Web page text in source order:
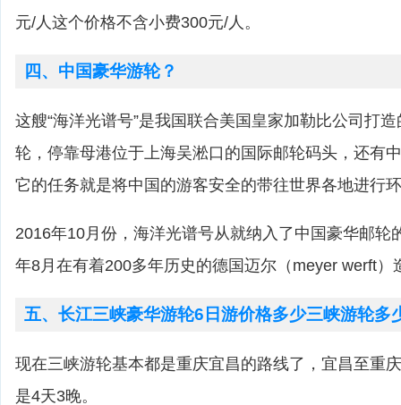
元/人这个价格不含小费300元/人。
四、中国豪华游轮？
这艘“海洋光谱号”是我国联合美国皇家加勒比公司打
轮，停靠母港位于上海吴淞口的国际邮轮码头，还有
它的任务就是将中国的游客安全的带往世界各地进行
2016年10月份，海洋光谱号从就纳入了中国豪华邮轮
年8月在有着200多年历史的德国迈尔（meyer werft）
五、长江三峡豪华游轮6日游价格多少三峡游轮多
现在三峡游轮基本都是重庆宜昌的路线了，宜昌至重
是4天3晚。